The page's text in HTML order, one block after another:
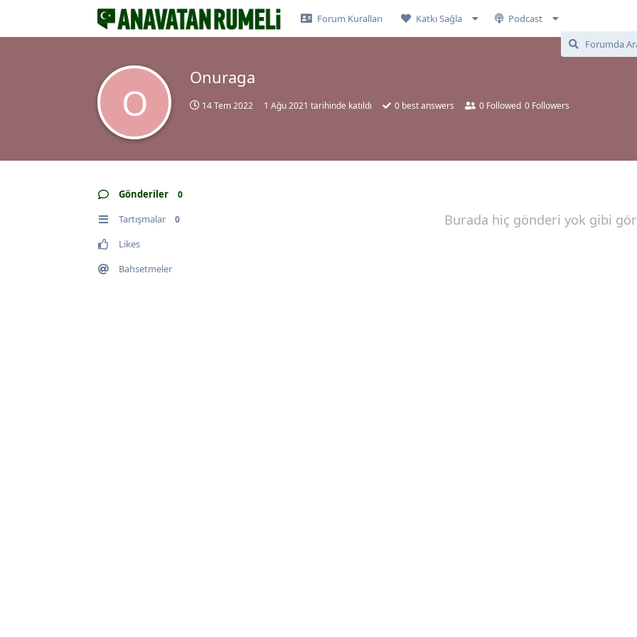
Forum Kuralları Katkı Sağla Podcast
O
Onuraga
14 Tem 2022 1 Ağu 2021 tarihinde katıldı 0 best answers 0 Followed 0 Followers
Gönderiler 0
Tartışmalar 0
Likes
Bahsetmeler
Burada hiç gönderi yok gibi